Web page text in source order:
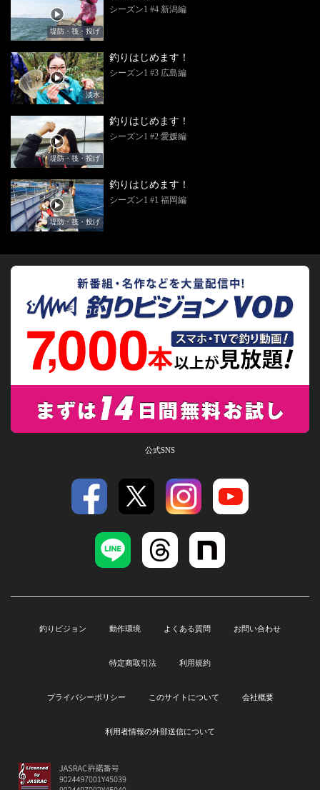
堤防・筏・投げ
シーズン1 #4 新潟編
淡水
釣りはじめます！
シーズン1 #3 広島編
堤防・筏・投げ
釣りはじめます！
シーズン1 #2 愛媛編
堤防・筏・投げ
釣りはじめます！
シーズン1 #1 福岡編
公式SNS
釣りビジョン 動作環境 よくある質問 お問い合わせ
特定商取引法 利用規約
プライバシーポリシー このサイトについて 会社概要
利用者情報の外部送信について